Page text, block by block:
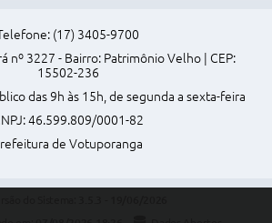
(17) 3405-9700
nº 3227 - Bairro: Patrimônio Velho | CEP:
15502-236
das 9h às 15h, de segunda a sexta-feira
46.599.809/0001-82
de Votuporanga